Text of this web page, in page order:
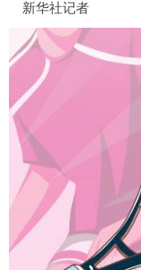
新华社记者